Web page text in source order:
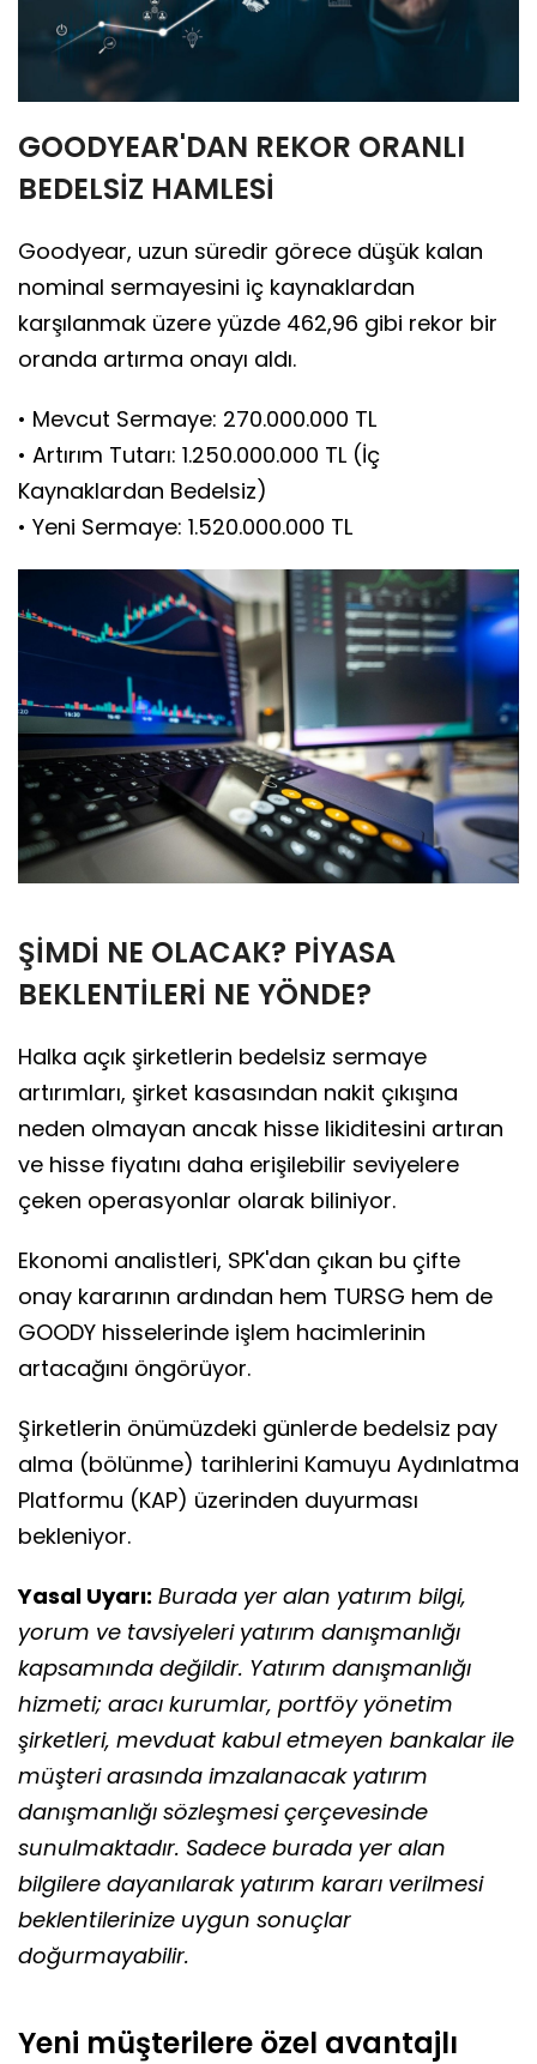
GOODYEAR'DAN REKOR ORANLI
BEDELSİZ HAMLESİ
Goodyear, uzun süredir görece düşük kalan
nominal sermayesini iç kaynaklardan
karşılanmak üzere yüzde 462,96 gibi rekor bir
oranda artırma onayı aldı.
• Mevcut Sermaye: 270.000.000 TL
• Artırım Tutarı: 1.250.000.000 TL (İç
Kaynaklardan Bedelsiz)
• Yeni Sermaye: 1.520.000.000 TL
ŞİMDİ NE OLACAK? PİYASA
BEKLENTİLERİ NE YÖNDE?
Halka açık şirketlerin bedelsiz sermaye
artırımları, şirket kasasından nakit çıkışına
neden olmayan ancak hisse likiditesini artıran
ve hisse fiyatını daha erişilebilir seviyelere
çeken operasyonlar olarak biliniyor.
Ekonomi analistleri, SPK'dan çıkan bu çifte
onay kararının ardından hem TURSG hem de
GOODY hisselerinde işlem hacimlerinin
artacağını öngörüyor.
Şirketlerin önümüzdeki günlerde bedelsiz pay
alma (bölünme) tarihlerini Kamuyu Aydınlatma
Platformu (KAP) üzerinden duyurması
bekleniyor.
Yasal Uyarı: Burada yer alan yatırım bilgi,
yorum ve tavsiyeleri yatırım danışmanlığı
kapsamında değildir. Yatırım danışmanlığı
hizmeti; aracı kurumlar, portföy yönetim
şirketleri, mevduat kabul etmeyen bankalar ile
müşteri arasında imzalanacak yatırım
danışmanlığı sözleşmesi çerçevesinde
sunulmaktadır. Sadece burada yer alan
bilgilere dayanılarak yatırım kararı verilmesi
beklentilerinize uygun sonuçlar
doğurmayabilir.
Yeni müşterilere özel avantajlı